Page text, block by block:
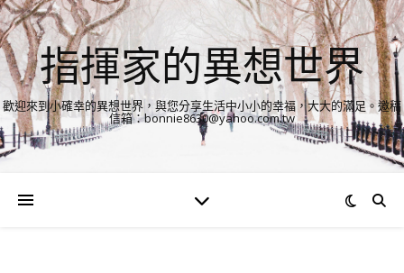
指揮家的異想世界
歡迎來到小確幸的異想世界，與您分享生活中小小的幸福，大大的滿足。邀稿
信箱：bonnie8630@yahoo.com.tw